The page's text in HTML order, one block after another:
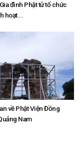
đình Phật tử tổ chức
hoạt...
về Phật Viện Đồng
Nam